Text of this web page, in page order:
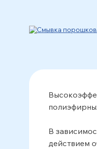
В
действием